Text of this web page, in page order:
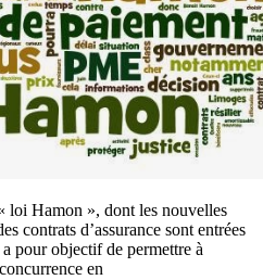
loi Hamon », dont les nouvelles
contrats d’assurance sont entrées
pour objectif de permettre à
en